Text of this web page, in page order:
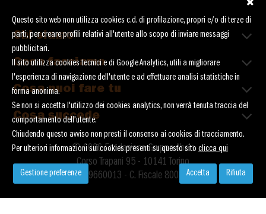
Chi siamo
Cosa facciamo
Cosa puoi fare tu
Cosa succede
© 2026 Fondazione Gruppo Abele
Corso Trapani 95 - 10141 Torino
P. Iva 02119660013 - C. Fiscale 80089730016
Questo sito web non utilizza cookies c.d. di profilazione, propri e/o di terze di
parti, per creare profili relativi all'utente allo scopo di inviare messaggi
pubblicitari.
Il sito utilizza cookies tecnici e di Google Analytics, utili a migliorare
l'esperienza di navigazione dell'utente e ad effettuare analisi statistiche in
forma anonima.
Se non si accetta l'utilizzo dei cookies analytics, non verrà tenuta traccia del
comportamento dell'utente.
Chiudendo questo avviso non presti il consenso ai cookies di tracciamento.
Per ulteriori informazioni sui cookies presenti su questo sito clicca qui
Gestione preferenze Rifiuta
Accetta